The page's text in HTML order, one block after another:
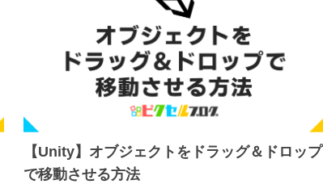
【Unity】オブジェクトをドラッグ＆ドロップ
で移動させる方法